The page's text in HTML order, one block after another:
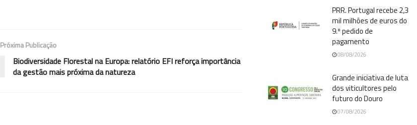
Próxima Publicação
Biodiversidade Florestal na Europa: relatório EFI reforça importância
da gestão mais próxima da natureza
PRR. Portugal recebe 2,3
mil milhões de euros do
9.º pedido de
pagamento
08/08/2026
Grande iniciativa de luta
dos viticultores pelo
futuro do Douro
07/08/2026